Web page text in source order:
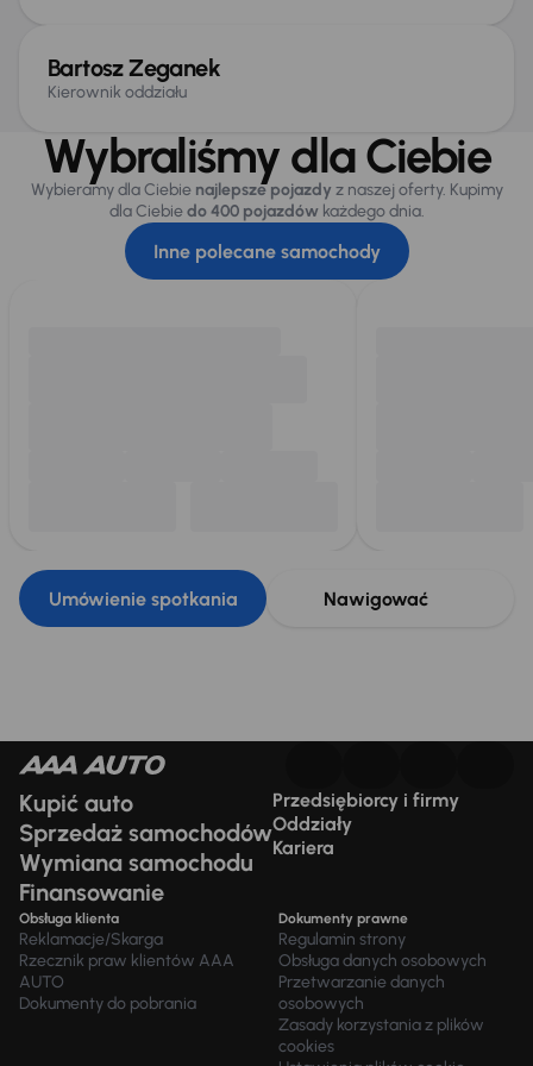
Bartosz Zeganek
Kierownik oddziału
Wybraliśmy dla Ciebie
Wybieramy dla Ciebie najlepsze pojazdy z naszej oferty. Kupimy
dla Ciebiedo 400 pojazdówkażdego dnia.
Inne polecane samochody
Umówienie spotkania Nawigować
Kupić auto
Sprzedaż samochodów
Wymiana samochodu
Finansowanie
Przedsiębiorcy i firmy
Oddziały
Kariera
Obsługa klienta
Reklamacje/Skarga
Rzecznik praw klientów AAA
AUTO
Dokumenty do pobrania
Dokumenty prawne
Regulamin strony
Obsługa danych osobowych
Przetwarzanie danych
osobowych
Zasady korzystania z plików
cookies